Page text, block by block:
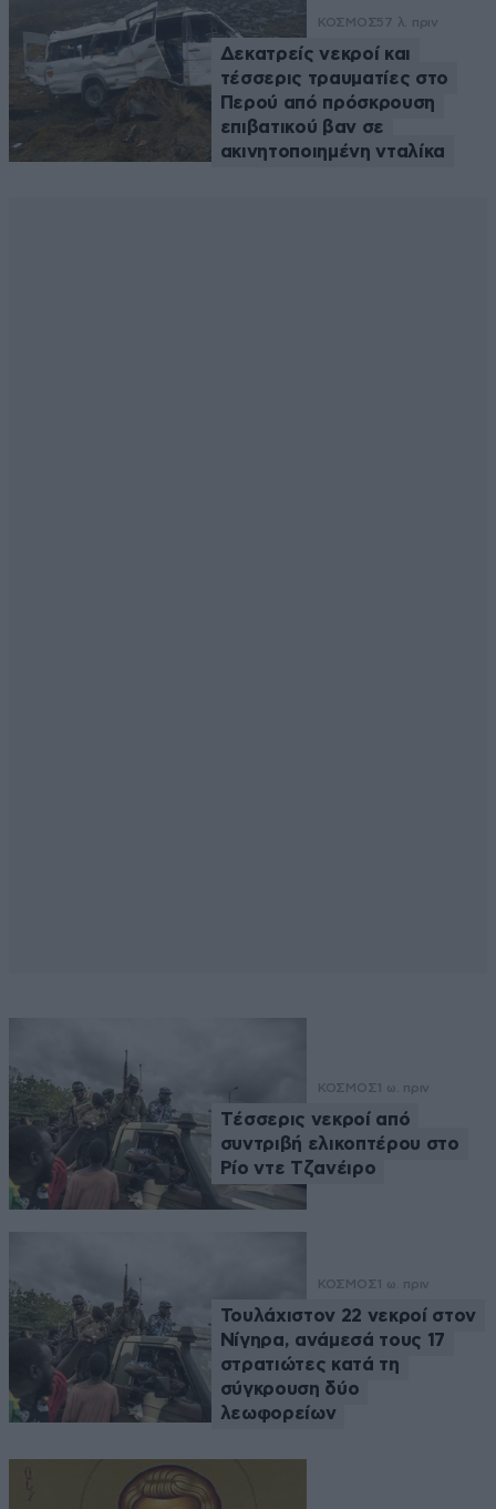
ΚΟΣΜΟΣ57 λ. πριν
Δεκατρείς νεκροί και
τέσσερις τραυματίες στο
Περού από πρόσκρουση
επιβατικού βαν σε
ακινητοποιημένη νταλίκα
ΚΟΣΜΟΣ 1 ω. πριν
Tέσσερις νεκροί από
συντριβή ελικοπτέρου στο
Ρίο ντε Τζανέιρο
ΚΟΣΜΟΣ 1 ω. πριν
Τουλάχιστον 22 νεκροί στον
Νίγηρα, ανάμεσά τους 17
στρατιώτες κατά τη
σύγκρουση δύο
λεωφορείων